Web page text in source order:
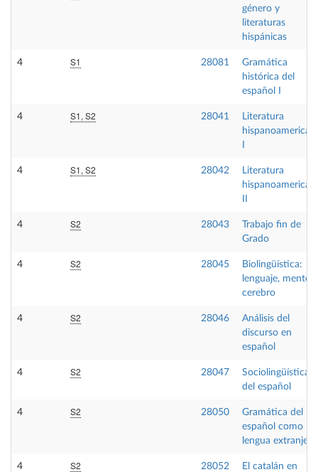
género y
literaturas
hispánicas
4 S1 28081
Gramática
histórica del
español I
4 S1, S2 28041
Literatura
4 S1, S2 28042
Literatura
4 S2 28043
Trabajo fin de
Grado
4 S2 28045
Biolingüística:
lenguaje, mente y
cerebro
4 S2 28046
Análisis del
discurso en
español
4 S2 28047
Sociolingüística
del español
4 S2 28050
Gramática del
español como
lengua extranjera
4 S2 28052
El catalán en